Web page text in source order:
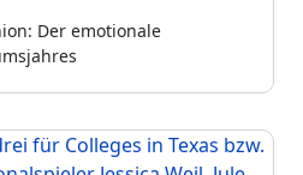
Der emotionale